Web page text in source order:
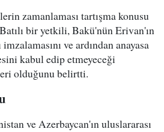
zamanlaması tartışma konusu
bir yetkili, Bakü'nün Erivan'ın
imzalamasını ve ardından anayasa
kabul edip etmeyeceği
olduğunu belirtti.
ve Azerbaycan'ın uluslararası